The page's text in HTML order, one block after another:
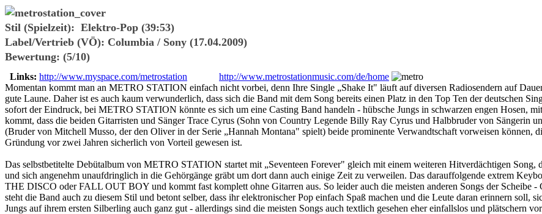
Stil (Spielzeit): Elektro-Pop (39:53)
Label/Vertrieb (VÖ): Columbia / Sony (17.04.2009)
Bewertung: (5/10)
Links: http://www.myspace.com/metrostation
http://www.metrostationmusic.com/de/home
Momentan kommt man an METRO STATION einfach nicht vorbei, denn Ihre Single „Shake It" läuft auf diversen Radiosendern auf
gute Laune. Daher ist es auch kaum verwunderlich, dass sich die Band mit dem Song bereits einen Platz in den Top Ten der deutschen
sofort der Eindruck, bei METRO STATION könnte es sich um eine Casting Band handeln - hübsche Jungs in schwarzen engen Hosen,
kommt, dass die beiden Gitarristen und Sänger Trace Cyrus (Sohn von Country Legende Billy Ray Cyrus und Halbbruder von Sängerin
(Bruder von Mitchell Musso, der den Oliver in der Serie „Hannah Montana" spielt) beide prominente Verwandtschaft vorweisen können,
Gründung vor zwei Jahren sicherlich von Vorteil gewesen ist.
Das selbstbetitelte Debütalbum von METRO STATION startet mit „Seventeen Forever" gleich mit einem weiteren Hitverdächtigen
und sich angenehm unaufdringlich in die Gehörgänge gräbt um dort dann auch einige Zeit zu verweilen. Das darauffolgende extrem
THE DISCO oder FALL OUT BOY und kommt fast komplett ohne Gitarren aus. So leider auch die meisten anderen Songs der Scheibe
steht die Band auch zu diesem Stil und betont selber, dass ihr elektronischer Pop einfach Spaß machen und die Leute daran erinnern soll,
Jungs auf ihrem ersten Silberling auch ganz gut - allerdings sind die meisten Songs auch textlich gesehen eher einfallslos und plätschern